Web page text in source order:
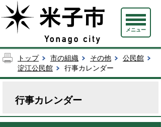
メニュー
トップ 市の組織 その他
公民館
淀江公民館
行事カレンダー
行事カレンダー